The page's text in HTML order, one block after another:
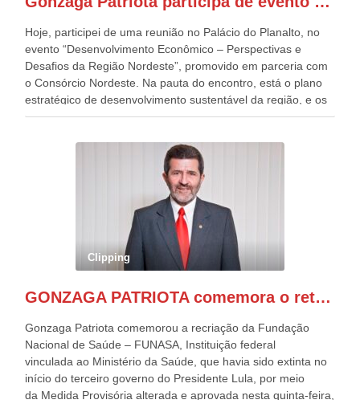
Patriota.
Hoje, participei de uma reunião no Palácio do Planalto, no
evento “Desenvolvimento Econômico – Perspectivas e
Desafios da Região Nordeste”, promovido em parceria com
o Consórcio Nordeste. Na pauta do encontro, está o plano
estratégico de desenvolvimento sustentável da região, e os
desafios para a elaboração de políticas públicas, que
evento contou com a presença do Vice-presidente Geraldo
Alckmin, que também ocupa o Ministério do
Desenvolvimento, Indústria, Comércio e Serviços, o ex
governador de Pernambuco, agora Presidente do Banco do
Nordeste, Paulo Câmara, o ex Deputado Federal, e
atualmente Superintendente da SUDENE, Danilo Cabral, da
Governadora de Pernambuco, Raquel Lyra, os ministros da
Casa Civil, Rui Costa, e da Integração e do Desenvolvimento
de todo Nordeste que também ajudam a fomentar o
Clipping
GONZAGA PATRIOTA comemora o retorno da FUNASA
Gonzaga Patriota comemorou a recriação da Fundação
Nacional de Saúde – FUNASA, Instituição federal
vinculada ao Ministério da Saúde, que havia sido extinta no
início do terceiro governo do Presidente Lula, por meio
da Medida Provisória alterada e aprovada nesta quinta-feira,